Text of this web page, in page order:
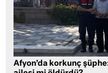
Afyon’da korkunç